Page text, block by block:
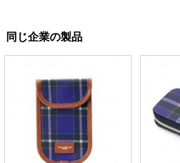
同じ企業の製品